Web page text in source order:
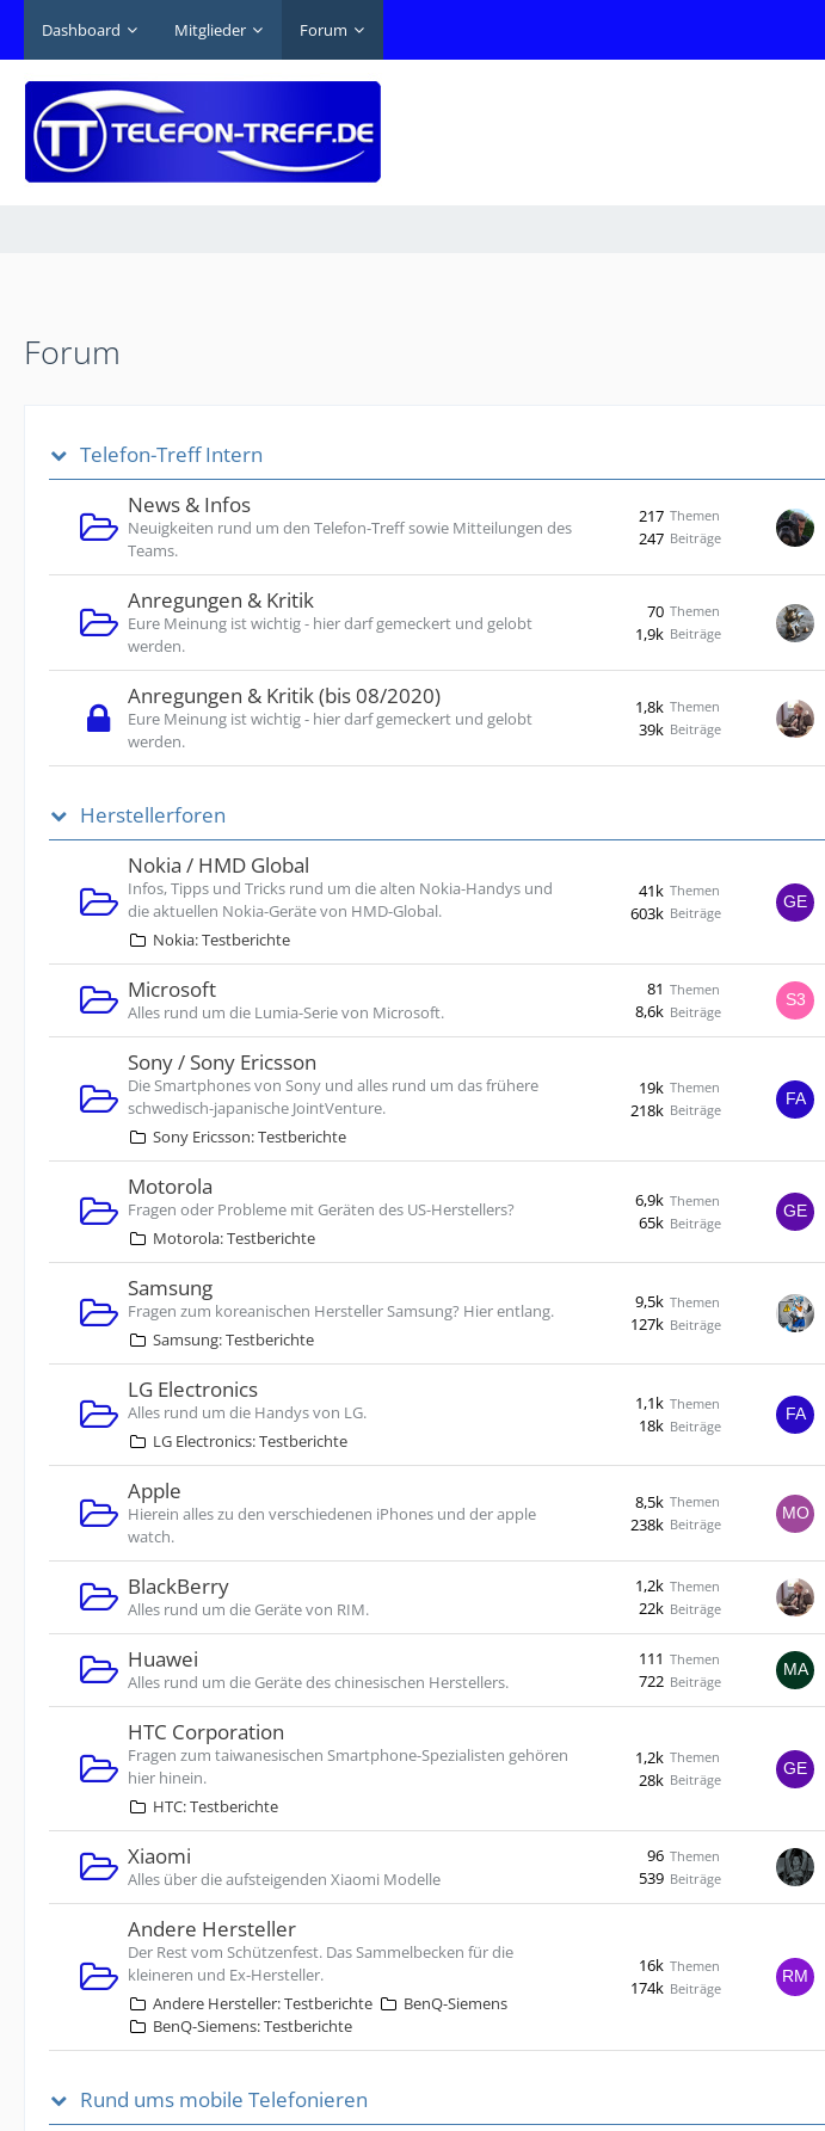
Dashboard Mitglieder Forum
Forum
Telefon-Treff Intern
News & Infos
Neuigkeiten rund um den Telefon-Treff sowie Mitteilungen des
Teams.
Themen
217
Beiträge
247
Anregungen & Kritik
Eure Meinung ist wichtig - hier darf gemeckert und gelobt
werden.
Themen
70
Beiträge
1,9k
Anregungen & Kritik (bis 08/2020)
Eure Meinung ist wichtig - hier darf gemeckert und gelobt
werden.
Themen
1,8k
Beiträge
39k
Herstellerforen
Nokia / HMD Global
Infos, Tipps und Tricks rund um die alten Nokia-Handys und
die aktuellen Nokia-Geräte von HMD-Global.
Nokia: Testberichte
Themen
41k
Beiträge
603k
Microsoft
Alles rund um die Lumia-Serie von Microsoft.
Themen
81
Beiträge
8,6k
Sony / Sony Ericsson
Die Smartphones von Sony und alles rund um das frühere
schwedisch-japanische JointVenture.
Sony Ericsson: Testberichte
Themen
19k
Beiträge
218k
Motorola
Fragen oder Probleme mit Geräten des US-Herstellers?
Motorola: Testberichte
Themen
6,9k
Beiträge
65k
Samsung
Fragen zum koreanischen Hersteller Samsung? Hier entlang.
Samsung: Testberichte
Themen
9,5k
Beiträge
127k
LG Electronics
Alles rund um die Handys von LG.
LG Electronics: Testberichte
Themen
1,1k
Beiträge
18k
Apple
Hierein alles zu den verschiedenen iPhones und der apple
watch.
Themen
8,5k
Beiträge
238k
BlackBerry
Alles rund um die Geräte von RIM.
Themen
1,2k
Beiträge
22k
Huawei
Alles rund um die Geräte des chinesischen Herstellers.
Themen
111
Beiträge
722
HTC Corporation
Fragen zum taiwanesischen Smartphone-Spezialisten gehören
hier hinein.
HTC: Testberichte
Themen
1,2k
Beiträge
28k
Xiaomi
Alles über die aufsteigenden Xiaomi Modelle
Themen
96
Beiträge
539
Andere Hersteller
Der Rest vom Schützenfest. Das Sammelbecken für die
kleineren und Ex-Hersteller.
Andere Hersteller: Testberichte
BenQ-Siemens
BenQ-Siemens: Testberichte
Themen
16k
Beiträge
174k
Rund ums mobile Telefonieren